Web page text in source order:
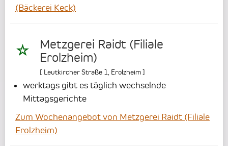
(Bäckerei Keck)
Metzgerei Raidt (Filiale
Erolzheim)
[ Leutkircher Straße 1 Erolzheim]
werktags gibt es täglich wechselnde
Mittagsgerichte
Zum Wochenangebot von Metzgerei Raidt (Filiale
Erolzheim)